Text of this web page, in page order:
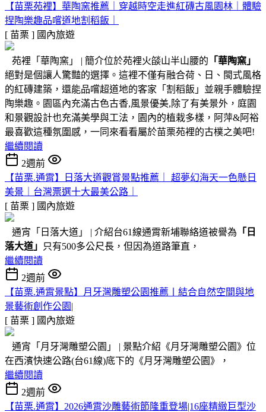
【苗栗苑裡】華陶窯推薦｜穿越時空走進紅磚古風園林｜體驗
捏陶樂趣品嚐道地割稻飯｜
[ 苗栗 ] 國內旅遊
苑裡「華陶窯」 | 簡介位於苑裡火燄山半山腰的 「華陶窯」
絕對是個讓人驚豔的選擇。這裡不僅有融合荷、日、閩式風格
的紅磚建築，還能品嚐超道地的客家「割稻飯」並親手體驗捏
陶樂趣。園區內充滿古色古香,風景優美,除了有美景外，庭園
和景觀設計也充滿美學與工法，園內的植栽多樣，阿萍&阿裕
最喜歡這種氛圍感，一同來看看屬於苗栗苑裡的古樸之美吧!
繼續閱讀
2週前
【苗栗.通霄】日落大道觀賞景點推薦｜ 超夢幻海天一色懸日
美景｜台灣票選十大最美公路｜
[ 苗栗 ] 國內旅遊
通宵「日落大道」 | 介紹台61線通霄新埔聯絡道被譽為 「日
落大道」
只有500多公尺長，但因為道路筆直，
繼續閱讀
2週前
【苗栗.通霄景點】月牙灣雕塑公園推薦〡結合自然空間與地
景藝術創作公園|
[ 苗栗 ] 國內旅遊
通宵「月牙灣雕塑公園」 | 景點介紹《月牙灣雕塑公園》位
在西濱快速公路(台61線)底下的《月牙灣雕塑公園》，
繼續閱讀
2週前
【苗栗.通霄】2026通霄沙雕藝術節隆重登場|16座精緻巨型沙